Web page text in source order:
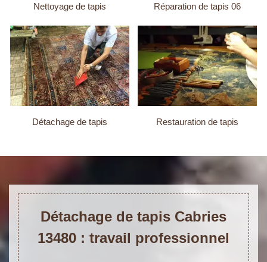
Nettoyage de tapis Réparation de tapis 06
Détachage de tapis Restauration de tapis
Détachage de tapis Cabries
13480 : travail professionnel